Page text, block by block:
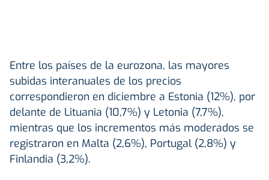
Entre los países de la eurozona, las mayores
subidas interanuales de los precios
correspondieron en diciembre a Estonia (12%), por
delante de Lituania (10,7%) y Letonia (7,7%),
mientras que los incrementos más moderados se
registraron en Malta (2,6%), Portugal (2,8%) y
Finlandia (3,2%).